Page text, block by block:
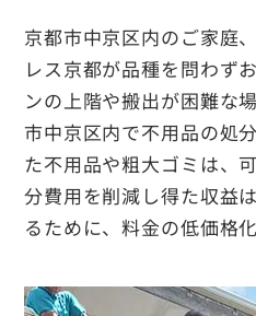
京都市中京区内のご家庭
レス京都が品種を問わず
ンの上階や搬出が困難な
市中京区内で不用品の処
た不用品や粗大ゴミは、
分費用を削減し得た収益
るために、料金の低価格